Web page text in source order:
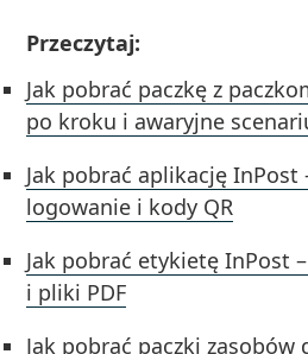
Przeczytaj:
Jak pobrać paczkę z
po kroku i awaryjne
Jak pobrać aplikację InPost
logowanie i kody QR
Jak pobrać etykietę InPost
i pliki PDF
Jak pobrać paczki zasobów